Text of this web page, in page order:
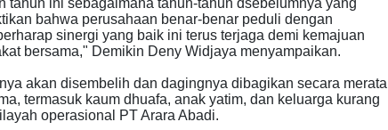
tahun ini sebagaimana tahun-tahun dsebelumnya yang
bahwa perusahaan benar-benar peduli dengan
sinergi yang baik ini terus terjaga demi kemajuan
bersama," Demikin Deny Widjaya menyampaikan.
akan disembelih dan dagingnya dibagikan secara merata
termasuk kaum dhuafa, anak yatim, dan keluarga kurang
operasional PT Arara Abadi.